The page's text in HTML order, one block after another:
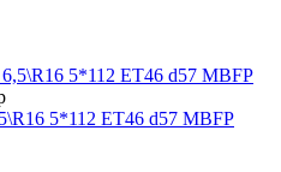
5*112 ET46 d57 MBFP